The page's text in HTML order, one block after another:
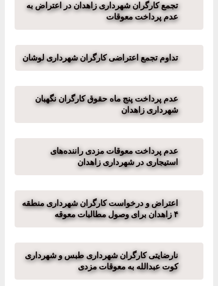
تجمع کارگران شهرداری زاهدان در اعتراض به
عدم پرداخت معوقات
تداوم تجمع اعتراضی کارگران شهرداری لوشان
عدم پرداخت پنج ماه حقوق کارگران نگهبان
شهرداری زاهدان
عدم پرداخت معوقات مزدی راننده‌های
استیجاری در شهرداری زاهدان
اعتراض و درخواست کارگران شهرداری منطقه
۴ زاهدان برای وصول مطالبات معوقه
نارضایتی کارگران شهرداری طبس و شهرداری
کوت عبدالله به معوقات مزدی